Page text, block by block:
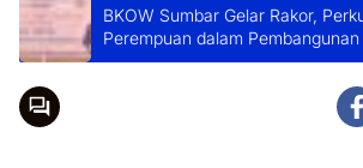
BKOW Sumbar Gelar Rakor,
Perempuan dalam Pembangunan